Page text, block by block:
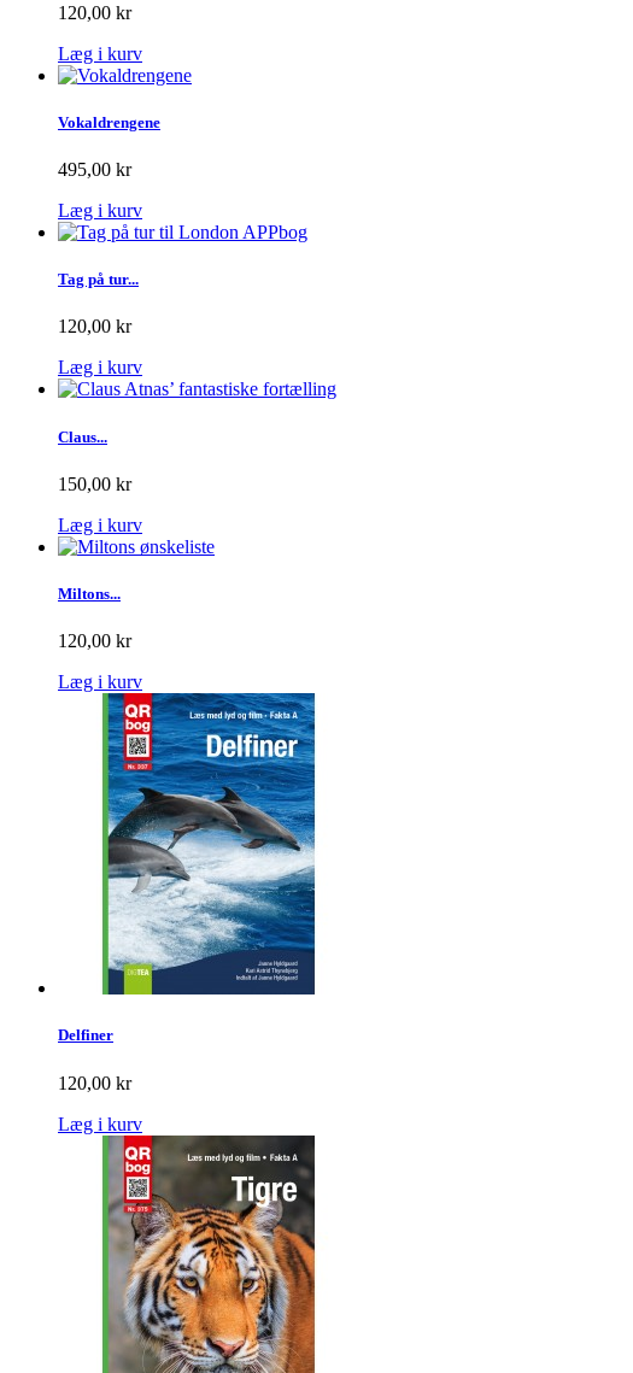
120,00 kr
Læg i kurv
Vokaldrengene
495,00 kr
Læg i kurv
Tag på tur...
120,00 kr
Læg i kurv
Claus...
150,00 kr
Læg i kurv
Miltons...
120,00 kr
Læg i kurv
Delfiner
120,00 kr
Læg i kurv